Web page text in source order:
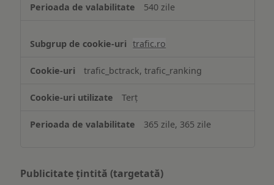
540 zile
trafic.ro
trafic_bctrack, trafic_ranking
Terț
365 zile, 365 zile
Publicitate țintită (targetată)